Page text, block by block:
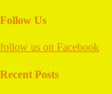
Follow Us
follow us on Facebook
Recent Posts